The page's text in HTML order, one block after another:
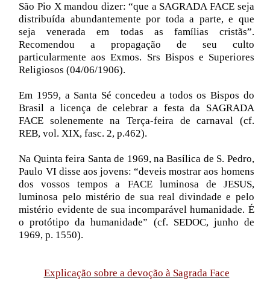
São Pio X mandou dizer: “que a SAGRADA FACE seja
distribuída abundantemente por toda a parte, e que
seja venerada em todas as famílias cristãs”.
Recomendou a propagação de seu culto
particularmente aos Exmos. Srs Bispos e Superiores
Religiosos (04/06/1906).
Em 1959, a Santa Sé concedeu a todos os Bispos do
Brasil a licença de celebrar a festa da SAGRADA
FACE solenemente na Terça-feira de carnaval (cf.
REB, vol. XIX, fasc. 2, p.462).
Na Quinta feira Santa de 1969, na Basílica de S. Pedro,
Paulo VI disse aos jovens: “deveis mostrar aos homens
dos vossos tempos a FACE luminosa de JESUS,
luminosa pelo mistério de sua real divindade e pelo
mistério evidente de sua incomparável humanidade. É
o protótipo da humanidade” (cf. SEDOC, junho de
1969, p. 1550).
Explicação sobre a devoção à Sagrada Face